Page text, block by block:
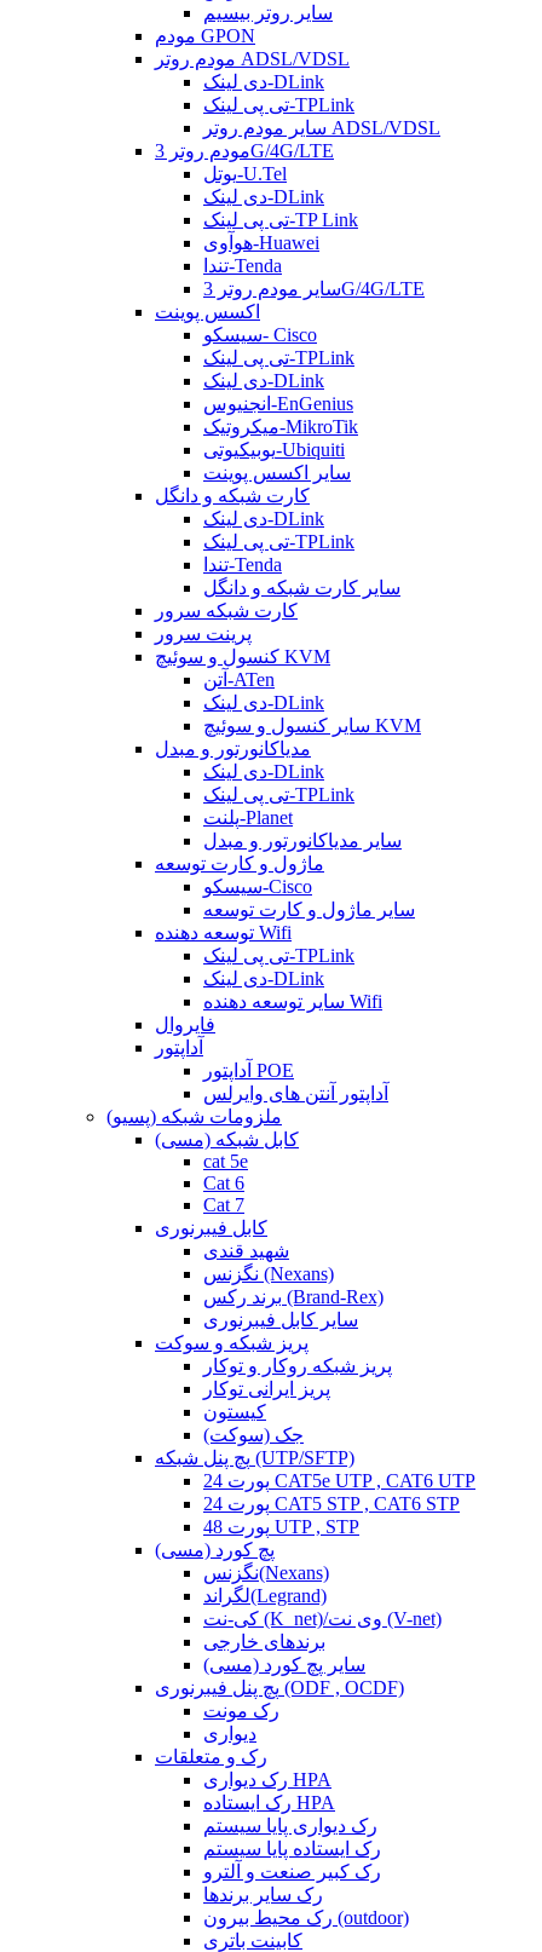
سایر روتر بیسیم
مودم GPON
مودم روتر ADSL/VDSL
دی لینک-DLink
تی پی لینک-TPLink
سایر مودم روتر ADSL/VDSL
مودم روتر 3G/4G/LTE
یوتل-U.Tel
دی لینک-DLink
تی پی لینک-TP Link
هوآوی-Huawei
تندا-Tenda
سایر مودم روتر 3G/4G/LTE
اکسس پوینت
سیسکو- Cisco
تی پی لینک-TPLink
دی لینک-DLink
انجنیوس-EnGenius
میکروتیک-MikroTik
یوبیکیوتی-Ubiquiti
سایر اکسس پوینت
کارت شبکه و دانگل
دی لینک-DLink
تی پی لینک-TPLink
تندا-Tenda
سایر کارت شبکه و دانگل
کارت شبکه سرور
پرینت سرور
کنسول و سوئیچ KVM
آتن-ATen
دی لینک-DLink
سایر کنسول و سوئیچ KVM
مدیاکانورتور و مبدل
دی لینک-DLink
تی پی لینک-TPLink
پلنت-Planet
سایر مدیاکانورتور و مبدل
ماژول و کارت توسعه
سیسکو-Cisco
سایر ماژول و کارت توسعه
توسعه دهنده Wifi
تی پی لینک-TPLink
دی لینک-DLink
سایر توسعه دهنده Wifi
فایروال
آداپتور
آداپتور POE
آداپتور آنتن های وایرلس
ملزومات شبکه (پسیو)
کابل شبکه (مسی)
cat 5e
Cat 6
Cat 7
کابل فیبرنوری
شهید قندی
نگزنس (Nexans)
برند رکس (Brand-Rex)
سایر کابل فیبرنوری
پریز شبکه و سوکت
پریز شبکه روکار و توکار
پریز ایرانی توکار
کیستون
جک (سوکت)
پچ پنل شبکه (UTP/SFTP)
24 پورت CAT5e UTP , CAT6 UTP
24 پورت CAT5 STP , CAT6 STP
48 پورت UTP , STP
پچ کورد (مسی)
نگزنس(Nexans)
لگراند(Legrand)
کی-نت (K_net)/وی نت (V-net)
برندهای خارجی
سایر پچ کورد (مسی)
پچ پنل فیبرنوری (ODF , OCDF)
رک مونت
دیواری
رک و متعلقات
رک دیواری HPA
رک ایستاده HPA
رک دیواری پایا سیستم
رک ایستاده پایا سیستم
رک کبیر صنعت و آلترو
رک سایر برندها
رک محیط بیرون (outdoor)
کابینت باتری